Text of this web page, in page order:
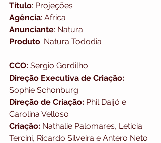
Título: Projeções
Agência: Africa
Anunciante: Natura
Produto: Natura Tododia
CCO: Sergio Gordilho
Direção Executiva de Criação:
Sophie Schonburg
Direção de Criação: Phil Daijó e
Carolina Velloso
Criação: Nathalie Palomares, Leticia
Tercini, Ricardo Silveira e Antero Neto